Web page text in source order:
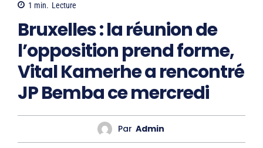
1 min. Lecture
Bruxelles : la réunion de
l’opposition prend forme,
Vital Kamerhe a rencontré
JP Bemba ce mercredi
Par Admin